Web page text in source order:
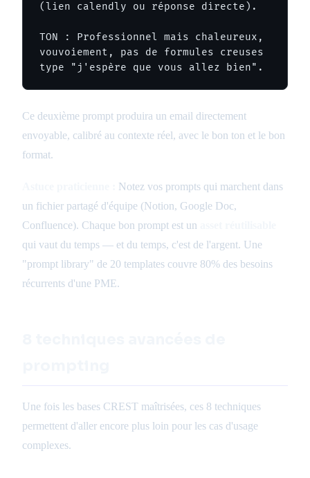
(lien calendly ou réponse directe).
TON : Professionnel mais chaleureux,
vouvoiement, pas de formules creuses
type "j'espère que vous allez bien".
Ce deuxième prompt produira un email directement
envoyable, calibré au contexte réel, avec le bon ton et le bon
format.
Notez vos prompts qui marchent dans
un fichier partagé d'équipe (Notion, Google Doc,
Confluence). Chaque bon prompt est un
qui vaut du temps — et du temps, c'est de l'argent. Une
"prompt library" de 20 templates couvre 80% des besoins
récurrents d'une PME.
Une fois les bases CREST maîtrisées, ces 8 techniques
permettent d'aller encore plus loin pour les cas d'usage
complexes.